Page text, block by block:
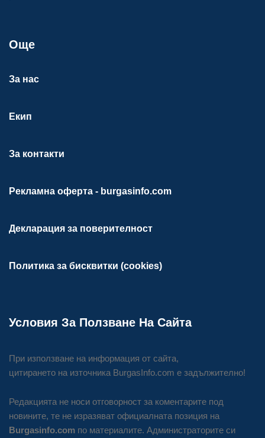
Още
За нас
Екип
За контакти
Рекламна оферта - burgasinfo.com
Декларация за поверителност
Политика за бисквитки (cookies)
Условия За Ползване На Сайта
При използване на информация от сайта,
цитирането на източника BurgasInfo.com е задължително!
Редакцията не носи отговорност за коментарите под
новините, те не изразяват официалната позиция на
Burgasinfo.com по материалите. Администраторите си